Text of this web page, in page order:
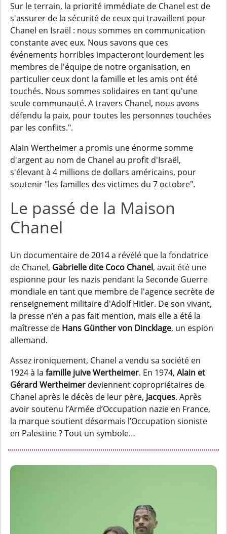
Sur le terrain, la priorité immédiate de Chanel est de
s'assurer de la sécurité de ceux qui travaillent pour
Chanel en Israël : nous sommes en communication
constante avec eux. Nous savons que ces
événements horribles impacteront lourdement les
membres de l'équipe de notre organisation, en
particulier ceux dont la famille et les amis ont été
touchés. Nous sommes solidaires en tant qu'une
seule communauté. A travers Chanel, nous avons
défendu la paix, pour toutes les personnes touchées
par les conflits.".
Alain Wertheimer a promis une énorme somme
d'argent au nom de Chanel au profit d'Israël,
s'élevant à 4 millions de dollars américains, pour
soutenir "les familles des victimes du 7 octobre".
Le passé de la Maison
Chanel
Un documentaire de 2014 a révélé que la fondatrice
de Chanel, Gabrielle dite Coco Chanel, avait été une
espionne pour les nazis pendant la Seconde Guerre
mondiale en tant que membre de l'agence secrète de
renseignement militaire d'Adolf Hitler. De son vivant,
la presse n’en a pas fait mention, mais elle a été la
maîtresse de Hans Günther von Dincklage, un espion
allemand.
Assez ironiquement, Chanel a vendu sa société en
1924 à lafamille juive Wertheimer. En 1974,Alain et
Gérard Wertheimer deviennent copropriétaires de
Chanel après le décès de leur père, Jacques. Après
avoir soutenu l’Armée d’Occupation nazie en France,
la marque soutient désormais l’Occupation sioniste
en Palestine ? Tout un symbole…